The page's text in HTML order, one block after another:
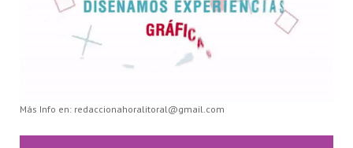
Más Info en: redaccionahoralitoral@gmail.com